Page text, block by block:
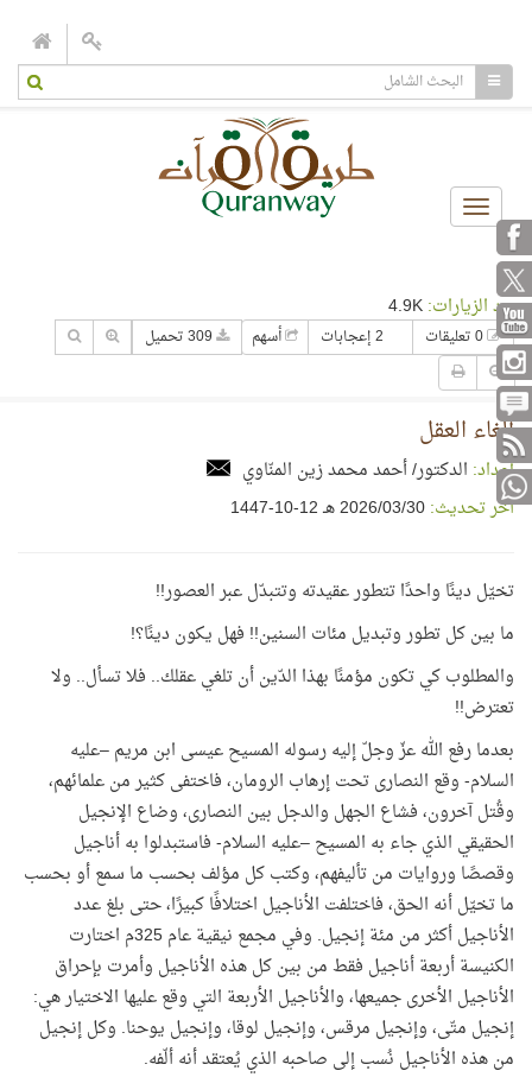
Toggle
navigation
عدد الزيارات:
2 إعجابات أسهم
إلغاء العقل
إعداد: الدكتور/ أحمد محمد زين المنّاوي
آخر تحديث:30‏/03‏/2026 هـ 12-10-1447
تخيّل دينًا واحدًا تتطور عقيدته وتتبدّل عبر العصور!!
ما بين كل تطور وتبديل مئات السنين!! فهل يكون دينًا؟!
والمطلوب كي تكون مؤمنًا بهذا الدّين أن تلغي عقلك.. فلا تسأل.. ولا
تعترض!!
بعدما رفع الله عزّ وجلّ إليه رسوله المسيح عيسى ابن مريم –عليه
السلام- وقع النصارى تحت إرهاب الرومان، فاختفى كثير من علمائهم،
وقُتل آخرون، فشاع الجهل والدجل بين النصارى، وضاع الإنجيل
الحقيقي الذي جاء به المسيح –عليه السلام- فاستبدلوا به أناجيل
وقصصًا وروايات من تأليفهم، وكتب كل مؤلف بحسب ما سمع أو بحسب
ما تخيّل أنه الحق، فاختلفت الأناجيل اختلافًا كبيرًا، حتى بلغ عدد
الأناجيل أكثر من مئة إنجيل. وفي مجمع نيقية عام 325م اختارت
الكنيسة أربعة أناجيل فقط من بين كل هذه الأناجيل وأمرت بإحراق
الأناجيل الأخرى جميعها، والأناجيل الأربعة التي وقع عليها الاختيار هي:
إنجيل متّى، وإنجيل مرقس، وإنجيل لوقا، وإنجيل يوحنا. وكل إنجيل
من هذه الأناجيل نُسب إلى صاحبه الذي يُعتقد أنه ألّفه.